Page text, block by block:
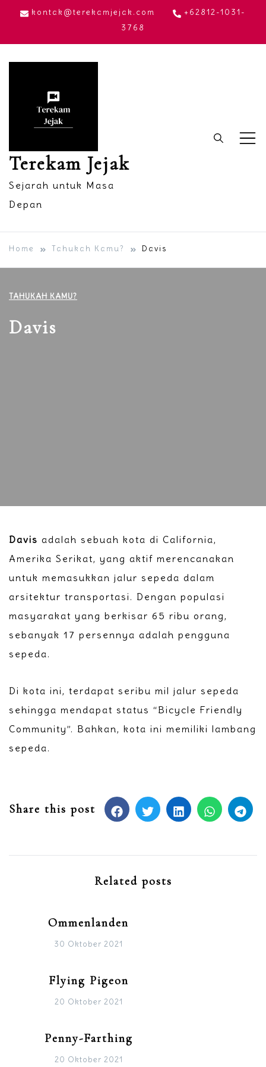
Skip
content
kontak@terekamjejak.com
+62812-1031-
3768
Terekam Jejak
Sejarah untuk Masa
Depan
Home Tahukah Kamu? Davis
TAHUKAH KAMU?
Davis
Davis adalah sebuah kota di California,
Amerika Serikat, yang aktif merencanakan
untuk memasukkan jalur sepeda dalam
arsitektur transportasi. Dengan populasi
masyarakat yang berkisar 65 ribu orang,
sebanyak 17 persennya adalah pengguna
sepeda.
Di kota ini, terdapat seribu mil jalur sepeda
sehingga mendapat status “Bicycle Friendly
Community”. Bahkan, kota ini memiliki lambang
sepeda.
Share this post
Related posts
Ommenlanden
30 Oktober 2021
Flying Pigeon
20 Oktober 2021
Penny-Farthing
20 Oktober 2021